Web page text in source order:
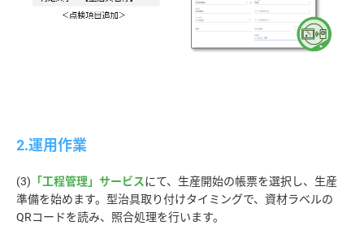
2.運用作業
(3) 「工程管理」サービスにて、生産開始の帳票を選択し、生産
準備を始めます。型治具取り付けタイミングで、資材ラベルの